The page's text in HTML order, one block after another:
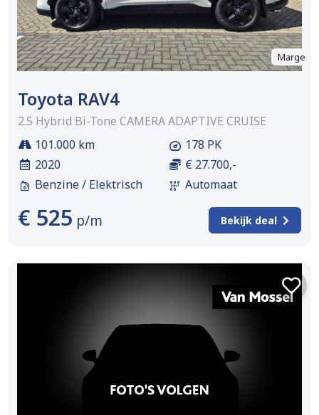
Marge
Toyota RAV4
2.5 Hybrid Bi-Tone CAMERA ADAPTIVE CRUISE
101.000 km
2020
Benzine / Elektrisch
178 PK
€ 27.700,-
Automaat
€ 525 p/m Bekijk deal